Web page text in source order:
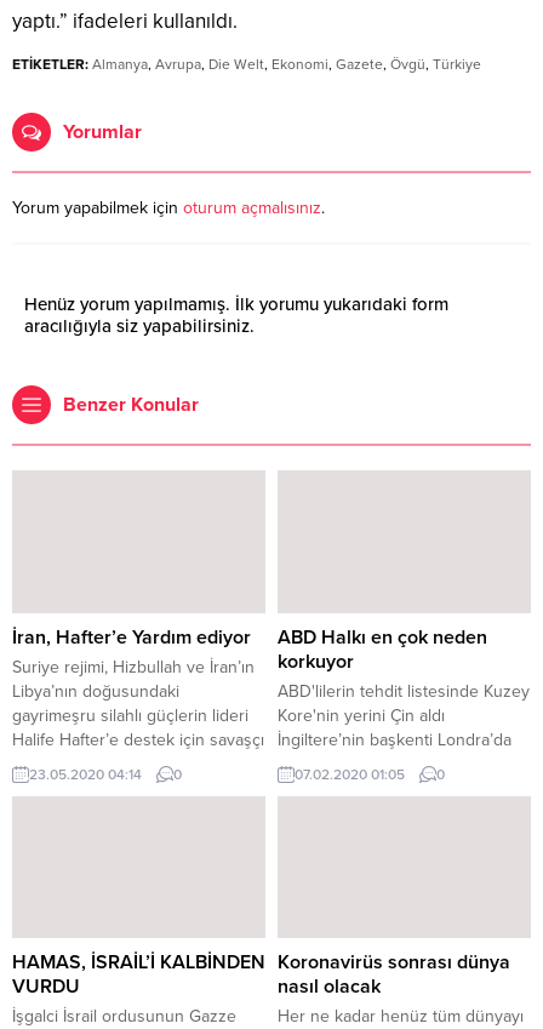
yaptı.” ifadeleri kullanıldı.
ETİKETLER: Almanya, Avrupa, Die Welt, Ekonomi, Gazete, Övgü, Türkiye
Yorumlar
Yorum yapabilmek için oturum açmalısınız.
Henüz yorum yapılmamış. İlk yorumu yukarıdaki form
aracılığıyla siz yapabilirsiniz.
Benzer Konular
İran, Hafter’e Yardım ediyor
Suriye rejimi, Hizbullah ve İran’ın
Libya’nın doğusundaki
gayrimeşru silahlı güçlerin lideri
Halife Hafter’e destek için savaşçı
gönderdiği belirtildi. Açıklamada
Esed rejimi, Hizbullah, İran
bir heyet 1 Mart’ta Şam’ı ziyaret
ederek Beşar Esed ile
görüşmüştü....
23.05.2020 04:14 0
ABD Halkı en çok neden
korkuyor
ABD'lilerin tehdit listesinde Kuzey
Kore'nin yerini Çin aldı
İngiltere’nin başkenti Londra’da
yapılan son NATO zirvesinden
sonra yayımlanan deklarasyonda,
olarak birlikte ele almalıyız"
vurgusu yapıldı. Bu sonuç,
zirveden birkaç ay...
07.02.2020 01:05 0
HAMAS, İSRAİL’İ KALBİNDEN
VURDU
İşgalci İsrail ordusunun Gazze
Koronavirüs sonrası dünya
nasıl olacak
Her ne kadar henüz tüm dünyayı